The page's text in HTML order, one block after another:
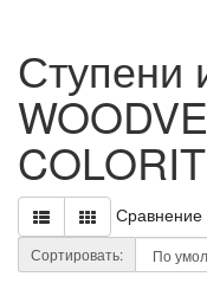
Ступени
Сравнение
Сортировать: